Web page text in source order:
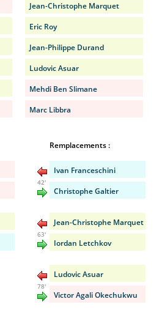
Jean-Christophe Marquet
Eric Roy
Jean-Philippe Durand
Ludovic Asuar
Mehdi Ben Slimane
Marc Libbra
Remplacements :
Ivan Franceschini
42'
Christophe Galtier
Jean-Christophe Marquet
63'
Iordan Letchkov
Ludovic Asuar
78'
Victor Agali Okechukwu